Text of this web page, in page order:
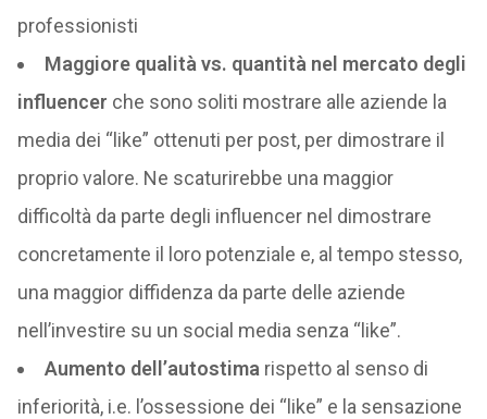
professionisti
Maggiore qualità vs. quantità nel mercato degli
influencer che sono soliti mostrare alle aziende la
media dei “like” ottenuti per post, per dimostrare il
proprio valore. Ne scaturirebbe una maggior
difficoltà da parte degli influencer nel dimostrare
concretamente il loro potenziale e, al tempo stesso,
una maggior diffidenza da parte delle aziende
nell’investire su un social media senza “like”.
Aumento dell’autostima rispetto al senso di
inferiorità, i.e. l’ossessione dei “like” e la sensazione